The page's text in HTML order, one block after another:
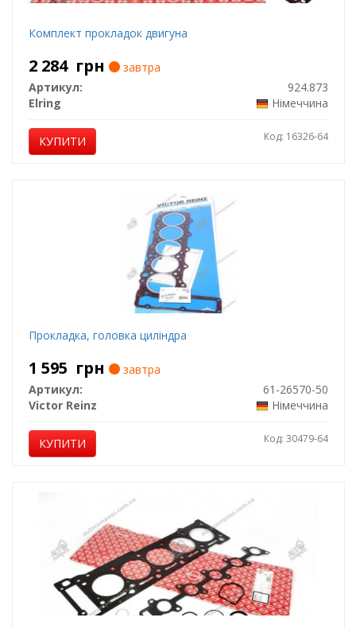
Комплект прокладок двигуна
2 284 грн
завтра
Артикул:
924.873
Elring
Німеччина
КУПИТИ Код: 16326-64
Прокладка, головка циліндра
1 595 грн
завтра
Артикул:
61-26570-50
Victor Reinz
Німеччина
КУПИТИ Код: 30479-64